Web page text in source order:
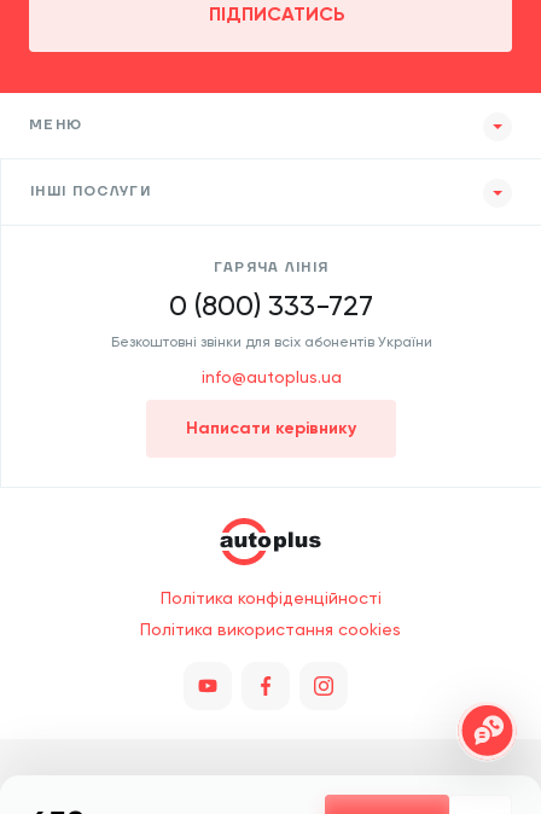
ПІДПИСАТИСЬ
МЕНЮ
ІНШІ ПОСЛУГИ
ГАРЯЧА ЛІНІЯ
0 (800) 333-727
Безкоштовні звінки для всіх абонентів України
info@autoplus.ua
Написати керівнику
Політика конфіденційності
Політика використання cookies